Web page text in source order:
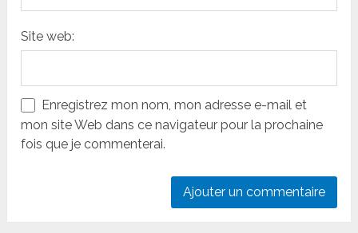
Site web:
Enregistrez mon nom, mon adresse e-mail et
mon site Web dans ce navigateur pour la prochaine
fois que je commenterai.